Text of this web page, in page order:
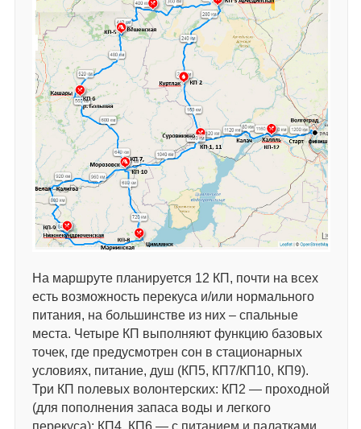
На маршруте планируется 12 КП, почти на всех
есть возможность перекуса и/или нормального
питания, на большинстве из них – спальные
места. Четыре КП выполняют функцию базовых
точек, где предусмотрен сон в стационарных
условиях, питание, душ (КП5, КП7/КП10, КП9).
Три КП полевых волонтерских: КП2 — проходной
(для пополнения запаса воды и легкого
перекуса); КП4, КП6 — с питанием и палатками